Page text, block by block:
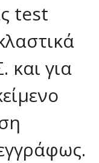
test
και για